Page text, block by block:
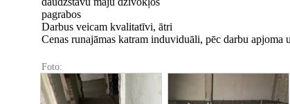
pagrabos
Darbus veicam kvalitatīvi, ātri
Cenas runajāmas katram induviduāli, pēc darbu apjoma
Foto: